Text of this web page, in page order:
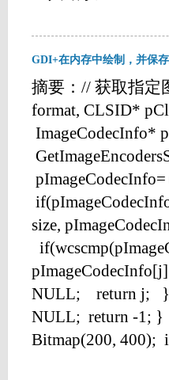
GDI+在内存中绘制，并保
摘要：// 获取指定
format, CLSID*
ImageCodecInfo*
size,
NULL; return j; } }
NULL; return -1; }
Bitmap(200,